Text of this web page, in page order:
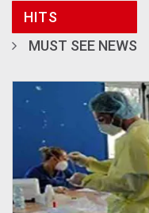
HITS
MUST SEE NEWS